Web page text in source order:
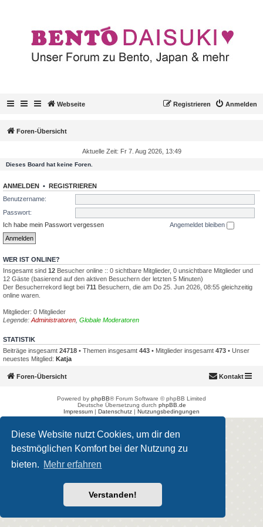
Diese Website nutzt Cookies, um dir den
bestmöglichen Komfort bei der Nutzung zu
bieten. Mehr erfahren
Verstanden!
Webseite Anmelden
Registrieren
Foren-Übersicht
Aktuelle Zeit: Fr 7. Aug 2026, 13:49
Dieses Board hat keine Foren.
ANMELDEN • REGISTRIEREN
Benutzername:
Passwort:
Ich habe mein Passwort vergessen
Angemeldet bleiben
WER IST ONLINE?
Insgesamt sind 12 Besucher online :: 0 sichtbare Mitglieder, 0 unsichtbare Mitglieder und
12 Gäste (basierend auf den aktiven Besuchern der letzten 5 Minuten)
Der Besucherrekord liegt bei 711 Besuchern, die am Do 25. Jun 2026, 08:55 gleichzeitig
online waren.
Mitglieder: 0 Mitglieder
Legende: Administratoren Globale Moderatoren
STATISTIK
Beiträge insgesamt 24718 • Themen insgesamt 443 • Mitglieder insgesamt 473 • Unser
neuestes Mitglied: Katja
Foren-Übersicht Kontakt
Powered by phpBB® Forum Software © phpBB Limited
Deutsche Übersetzung durch phpBB.de
Impressum | Datenschutz | Nutzungsbedingungen